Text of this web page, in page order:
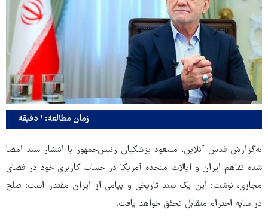
زمان مطالعه: ۱ دقیقه
به‌گزارش قدس آنلاین، مسعود پزشکیان رئیس‌جمهور با انتشار سند امضا
شده تفاهم ایران و ایالات متحده آمریکا در حساب کاربری خود در فضای
مجازی، نوشت: این یک سند تاریخی و پیامی از ایران مقتدر است: صلح
در سایه احترام متقابل تحقق خواهد یافت.